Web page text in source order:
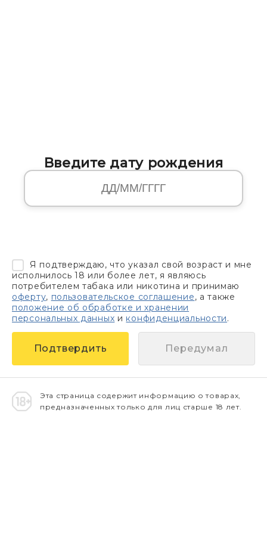
Введите дату рождения
Я подтверждаю, что указал свой возраст и мне
исполнилось 18 или более лет, я являюсь
потребителем табака или никотина и принимаю
оферту, пользовательское соглашение, а также
положение об обработке и хранении
персональных данных и конфиденциальности.
Передумал
Эта страница содержит информацию о товарах,
предназначенных только для лиц старше 18 лет.